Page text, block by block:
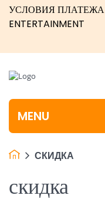
УСЛОВИЯ ПЛАТЕЖА
ENTERTAINMENT
MENU
СКИДКА
скидка